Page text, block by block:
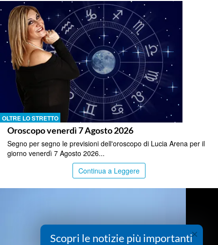
OLTRE LO STRETTO
Oroscopo venerdì 7 Agosto 2026
Segno per segno le previsioni dell'oroscopo di Lucia Arena per il
giorno venerdì 7 Agosto 2026...
Continua a Leggere
×
Scopri le notizie più importanti